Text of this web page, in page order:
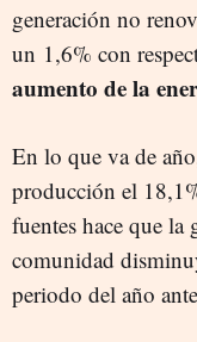
generación no
un 1,6% con
aumento de la
En lo que va de
producción el
fuentes hace que la
comunidad
periodo del año